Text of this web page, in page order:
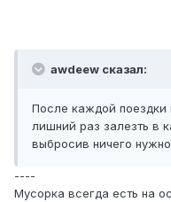
awdeew сказал:
После каждой поездки
лишний раз залезть в
выбросив ничего
----
Мусорка всегда есть на